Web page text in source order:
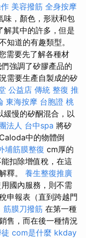
美容撥筋 全身按摩
味，顏色，形狀和包
解其中的許多，但是
知道的有趣類型。
需要先了解各種材
強調了矽膠產品的
需要生產自製成的矽
公益店 傳統 整復 推
東海按摩 台胞證 桃
緩慢的矽酮混合，以
法人 台中spa 將矽
中的物體倒
埔筋膜整復 cm厚的
扣除增值稅，在這
釋。 養生整復推廣
國內服務，則不需
申報表（直到跨越門
筋膜刀撥筋 在第一種
售，而在後一種情況
com是什麼 kkday